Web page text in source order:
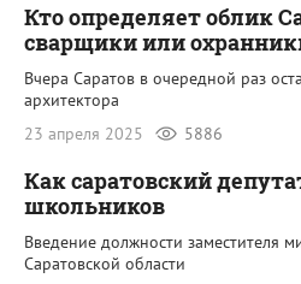
Кто определяет облик
сварщики или
Вчера Саратов в очередной раз
архитектора
23 апреля 2025
5886
Как саратовский
школьников
Введение должности заместителя
Саратовской области